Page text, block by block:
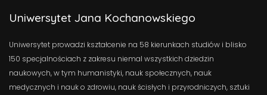
Uniwersytet Jana Kochanowskiego
Uniwersytet prowadzi kształcenie na 58 kierunkach studiów i blisko
150 specjalnościach z zakresu niemal wszystkich dziedzin
naukowych, w tym humanistyki, nauk społecznych, nauk
medycznych i nauk o zdrowiu, nauk ścisłych i przyrodniczych, sztuki